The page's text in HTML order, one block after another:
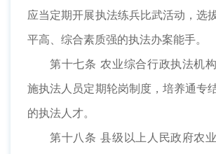
应当定期开展执法练兵比武活动，选
平高、综合素质强的执法办案能手。
第十七条 农业综合行政执法机
施执法人员定期轮岗制度，培养通专
的执法人才。
第十八条 县级以上人民政府农